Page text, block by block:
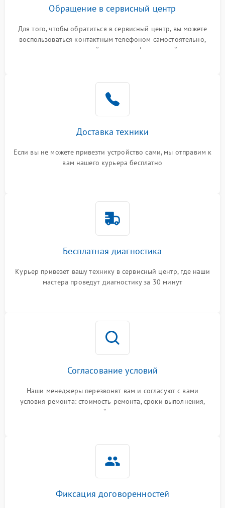
Обращение в сервисный центр
Для того, чтобы обратиться в сервисный центр, вы можете
воспользоваться контактным телефоном самостоятельно,
или оставить свой номер телефона на сайте
Доставка техники
Если вы не можете привезти устройство сами, мы отправим к
вам нашего курьера бесплатно
Бесплатная диагностика
Курьер привезет вашу технику в сервисный центр, где наши
мастера проведут диагностику за 30 минут
Согласование условий
Наши менеджеры перезвонят вам и согласуют с вами
условия ремонта: стоимость ремонта, сроки выполнения,
гарантийные условия
Фиксация договоренностей